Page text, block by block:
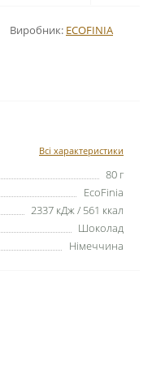
Виробник: ECOFINIA
Всі характеристики
80 г
EcoFinia
2337 кДж / 561 ккал
Шоколад
Німеччина